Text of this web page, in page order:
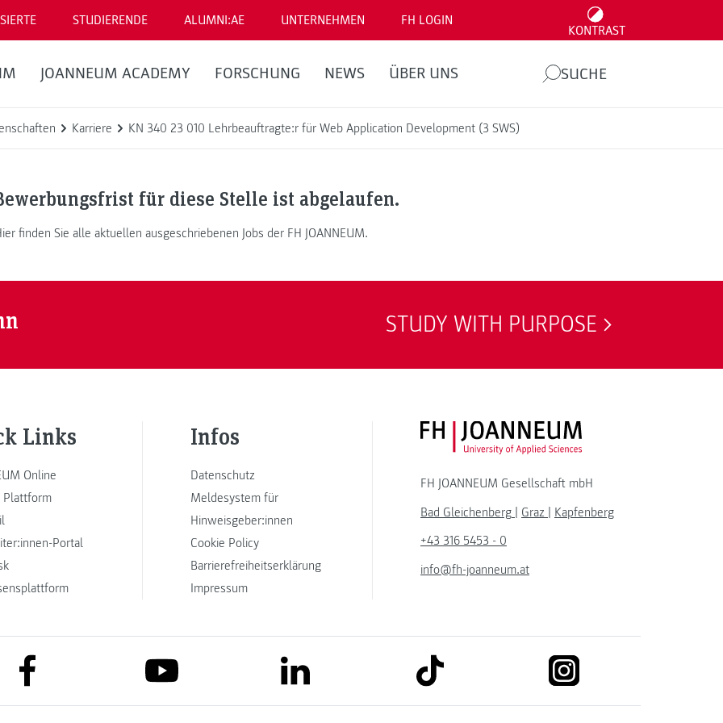
STUDIERENDE ALUMNI:AE UNTERNEHMEN FH LOGIN
KONTRAST
JOANNEUM ACADEMY FORSCHUNG NEWS ÜBER UNS SUCHE
Karriere KN 340 23 010 Lehrbeauftragte:r für Web Application Development (3 SWS)
für diese Stelle ist abgelaufen.
finden Sie alle aktuellen ausgeschriebenen Jobs der FH JOANNEUM.
STUDY WITH PURPOSE
Links
Online
Portal
Infos
Datenschutz
Meldesystem für
Hinweisgeber:innen
Cookie Policy
Barrierefreiheitserklärung
Impressum
FH JOANNEUM Logo
FH JOANNEUM Gesellschaft mbH
Bad Gleichenberg | Graz | Kapfenberg
+43 316 5453 - 0
info@fh-joanneum.at
link to facebook link to youtube link to linkedin link to tiktok